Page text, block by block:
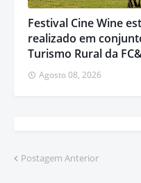
Festival Cine Wine
realizado em
Turismo Rural da
Agosto 08, 2026
Postagem Anterior